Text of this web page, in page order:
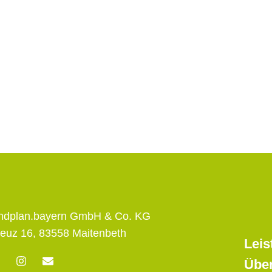
GmbH & Co. KG
16, 83558 Maitenbeth
I
n
E
n